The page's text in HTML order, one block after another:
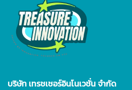
บริษัท เทรชเชอร์อินโนเวชั่น จำกัด